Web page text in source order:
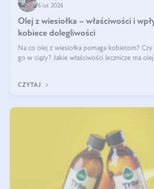
6 lut 2026
Olej z wiesiołka – właściwości i
kobiece dolegliwości
Na co olej z wiesiołka pomaga kobietom?
go w ciąży? Jakie właściwości lecznicze ma
CZYTAJ